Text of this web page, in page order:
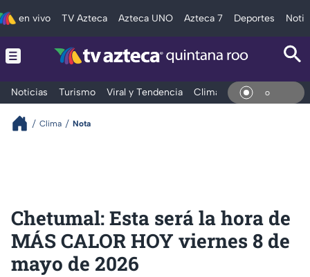
en vivo TV Azteca Azteca UNO Azteca 7 Deportes
Noticias Turismo Viral y Tendencia Clima Tráfico En
Clima Nota
Chetumal: Esta será la hora de
MÁS CALOR HOY viernes 8 de
mayo de 2026